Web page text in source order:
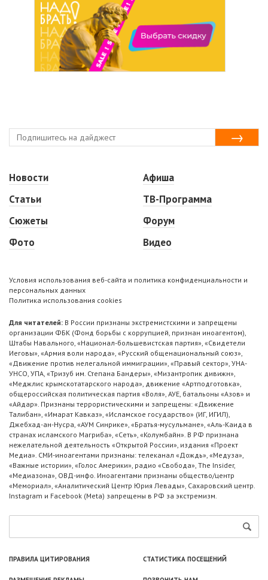
Новости
Статьи
Сюжеты
Фото
Афиша
ТВ-Программа
Форум
Видео
Условия использования веб-сайта и политика конфиденциальности и
персональных данных
Политика использования cookies
Для читателей: В России признаны экстремистскими и запрещены
организации ФБК (Фонд борьбы с коррупцией, признан иноагентом),
Штабы Навального, «Национал-большевистская партия», «Свидетели
Иеговы», «Армия воли народа», «Русский общенациональный союз»,
«Движение против нелегальной иммиграции», «Правый сектор», УНА-
УНСО, УПА, «Тризуб им. Степана Бандеры», «Мизантропик дивижн»,
«Меджлис крымскотатарского народа», движение «Артподготовка»,
общероссийская политическая партия «Воля», АУЕ, батальоны «Азов» и
«Айдар». Признаны террористическими и запрещены: «Движение
Талибан», «Имарат Кавказ», «Исламское государство» (ИГ, ИГИЛ),
Джебхад-ан-Нусра, «АУМ Синрике», «Братья-мусульмане», «Аль-Каида в
странах исламского Магриба», «Сеть», «Колумбайн». В РФ признана
нежелательной деятельность «Открытой России», издания «Проект
Медиа». СМИ-иноагентами признаны: телеканал «Дождь», «Медуза»,
«Важные истории», «Голос Америки», радио «Свобода», The Insider,
«Медиазона», ОВД-инфо. Иноагентами признаны общество/центр
«Мемориал», «Аналитический Центр Юрия Левады», Сахаровский центр.
Instagram и Facebook (Metа) запрещены в РФ за экстремизм.
ПРАВИЛА ЦИТИРОВАНИЯ СТАТИСТИКА ПОСЕЩЕНИЙ